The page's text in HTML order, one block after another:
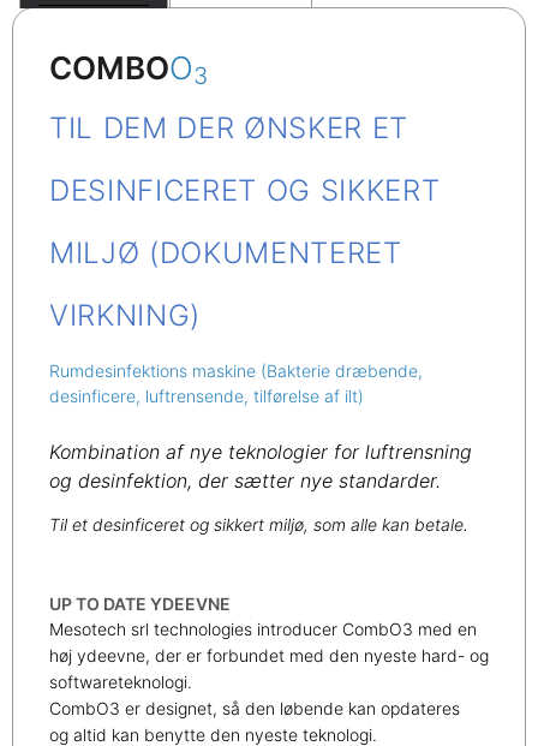
COMBOO3
TIL DEM DER ØNSKER ET
DESINFICERET OG SIKKERT
MILJØ (DOKUMENTERET
VIRKNING)
Rumdesinfektions maskine (Bakterie dræbende,
desinficere, luftrensende, tilførelse af ilt)
Kombination af nye teknologier for luftrensning
og desinfektion, der sætter nye standarder.
Til et desinficeret og sikkert miljø, som alle kan betale.
UP TO DATE YDEEVNE
Mesotech srl technologies introducer CombO3 med en
høj ydeevne, der er forbundet med den nyeste hard- og
softwareteknologi.
CombO3 er designet, så den løbende kan opdateres
og altid kan benytte den nyeste teknologi.